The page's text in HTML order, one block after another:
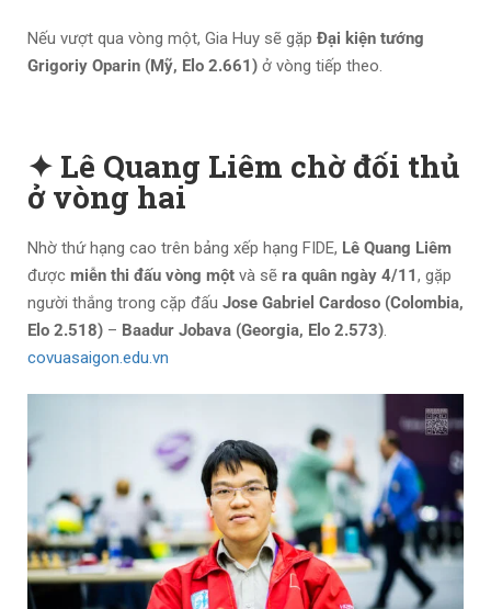
Nếu vượt qua vòng một, Gia Huy sẽ gặp Đại kiện tướng
Grigoriy Oparin (Mỹ, Elo 2.661) ở vòng tiếp theo.
✦ Lê Quang Liêm chờ đối thủ
ở vòng hai
Nhờ thứ hạng cao trên bảng xếp hạng FIDE, Lê Quang Liêm
được miễn thi đấu vòng một và sẽ ra quân ngày 4/11, gặp
người thắng trong cặp đấu Jose Gabriel Cardoso (Colombia,
Elo 2.518) – Baadur Jobava (Georgia, Elo 2.573).
covuasaigon.edu.vn